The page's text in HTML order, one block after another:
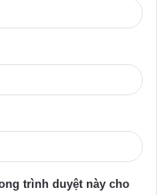
trình duyệt này cho